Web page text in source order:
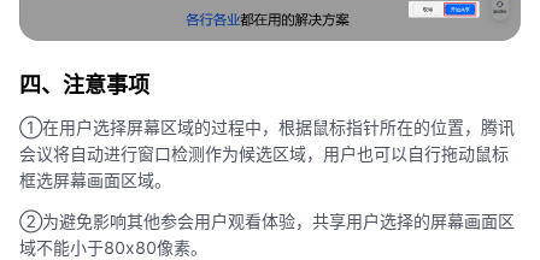
四、注意事项
①在用户选择屏幕区域的过程中，根据鼠标指针所在的位置，腾讯
会议将自动进行窗口检测作为候选区域，用户也可以自行拖动鼠标
框选屏幕画面区域。
②为避免影响其他参会用户观看体验，共享用户选择的屏幕画面区
域不能小于80x80像素。